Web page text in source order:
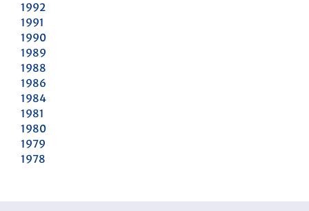
1992
1991
1990
1989
1988
1986
1984
1981
1980
1979
1978